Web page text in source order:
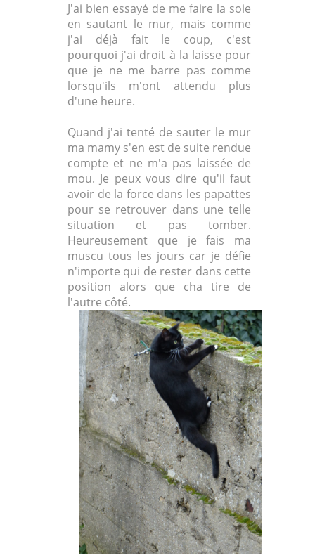
J'ai bien essayé de me faire la soie
en sautant le mur, mais comme
j'ai déjà fait le coup, c'est
pourquoi j'ai droit à la laisse pour
que je ne me barre pas comme
lorsqu'ils m'ont attendu plus
d'une heure.
Quand j'ai tenté de sauter le mur
ma mamy s'en est de suite rendue
compte et ne m'a pas laissée de
mou. Je peux vous dire qu'il faut
avoir de la force dans les papattes
pour se retrouver dans une telle
situation et pas tomber.
Heureusement que je fais ma
muscu tous les jours car je défie
n'importe qui de rester dans cette
position alors que cha tire de
l'autre côté.